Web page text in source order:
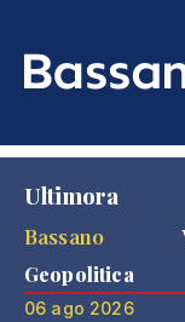
Ultimora
Bassano
Geopolitica
06 ago 2026